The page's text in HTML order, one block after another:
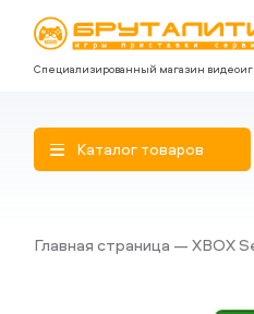
Специализированный магазин
Каталог товаров
Главная страница XBOX